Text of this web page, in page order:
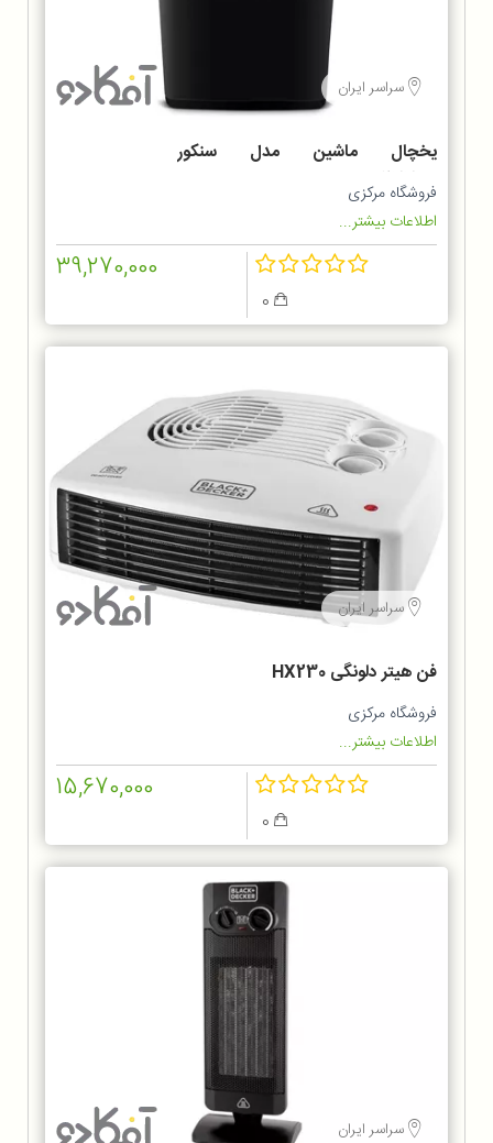
سراسر ایران
یخچال ماشین مدل سنکور
SCM4233BL
فروشگاه مرکزی
اطلاعات بیشتر...
39,270,000
سراسر ایران
فن هیتر دلونگی HX230
فروشگاه مرکزی
اطلاعات بیشتر...
15,670,000
سراسر ایران